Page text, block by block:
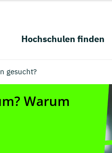
Hochschulen finden
gesucht?